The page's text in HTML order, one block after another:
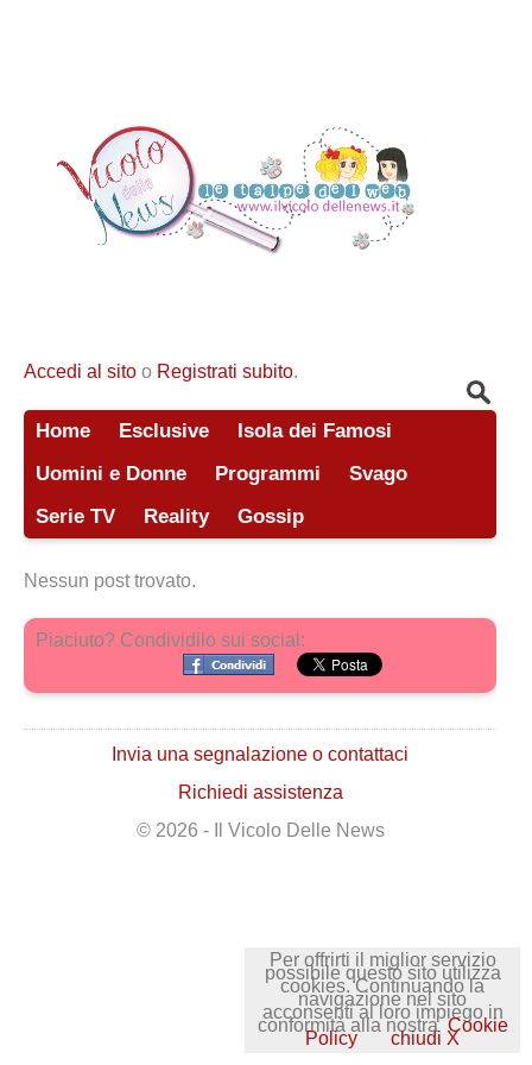
Accedi al sito o Registrati subito.
Home Esclusive
Isola dei Famosi
Uomini e Donne
Programmi
Svago
Serie TV
Reality Gossip
Nessun post trovato.
Piaciuto? Condividilo sui social:
Invia una segnalazione o contattaci
Richiedi assistenza
© 2026 - Il Vicolo Delle News
Per offrirti il miglior servizio
possibile questo sito utilizza
cookies. Continuando la
navigazione nel sito
acconsenti al loro impiego in
conformità alla nostra Cookie
Policy chiudi X